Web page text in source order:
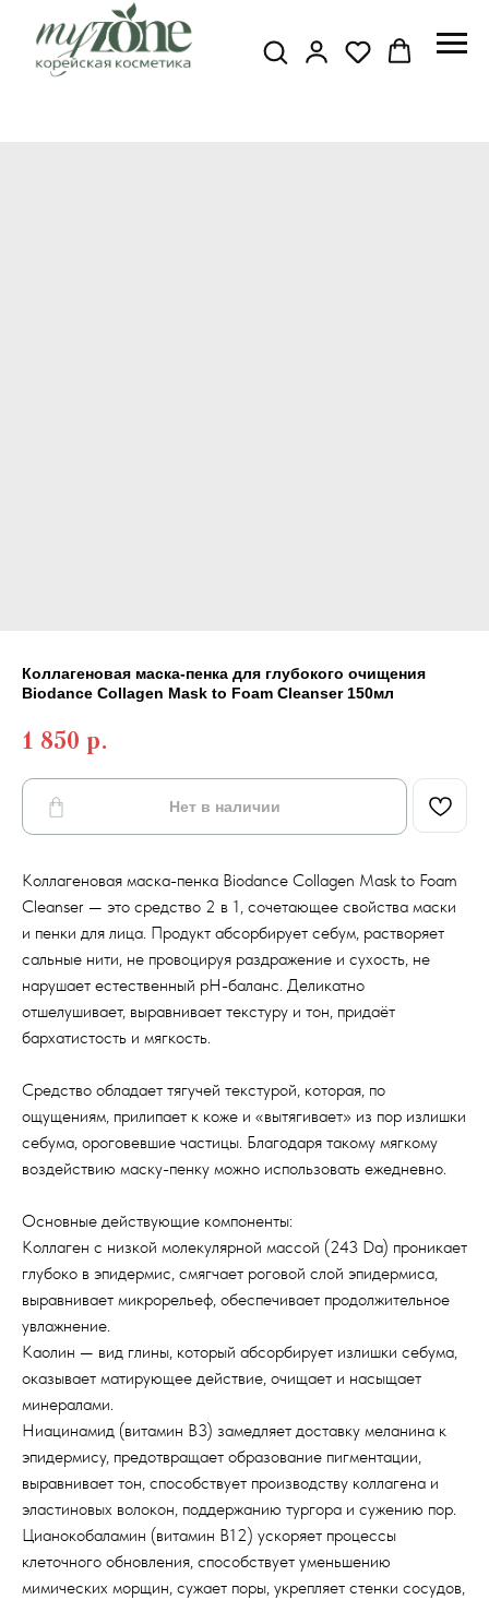
Коллагеновая маска-пенка для глубокого очищения
Biodance Collagen Mask to Foam Cleanser 150мл
1 850 р.
Нет в наличии
Коллагеновая маска-пенка Biodance Collagen Mask to Foam
Cleanser — это средство 2 в 1, сочетающее свойства маски
и пенки для лица. Продукт абсорбирует себум, растворяет
сальные нити, не провоцируя раздражение и сухость, не
нарушает естественный pH-баланс. Деликатно
отшелушивает, выравнивает текстуру и тон, придаёт
бархатистость и мягкость.
Средство обладает тягучей текстурой, которая, по
ощущениям, прилипает к коже и «вытягивает» из пор излишки
себума, ороговевшие частицы. Благодаря такому мягкому
воздействию маску-пенку можно использовать ежедневно.
Основные действующие компоненты:
Коллаген с низкой молекулярной массой (243 Da) проникает
глубоко в эпидермис, смягчает роговой слой эпидермиса,
выравнивает микрорельеф, обеспечивает продолжительное
увлажнение.
Каолин — вид глины, который абсорбирует излишки себума,
оказывает матирующее действие, очищает и насыщает
минералами.
Ниацинамид (витамин В3) замедляет доставку меланина к
эпидермису, предотвращает образование пигментации,
выравнивает тон, способствует производству коллагена и
эластиновых волокон, поддержанию тургора и сужению пор.
Цианокобаламин (витамин В12) ускоряет процессы
клеточного обновления, способствует уменьшению
мимических морщин, сужает поры, укрепляет стенки сосудов,